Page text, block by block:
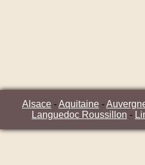
Alsace -Aquitaine -
Languedoc Roussillon -